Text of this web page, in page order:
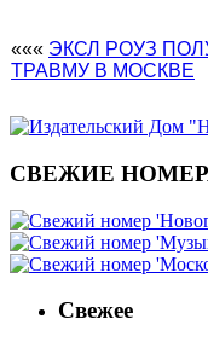
««« ЭКСЛ РОУЗ
ТРАВМУ В МОСКВЕ
СВЕЖИЕ
Свежее